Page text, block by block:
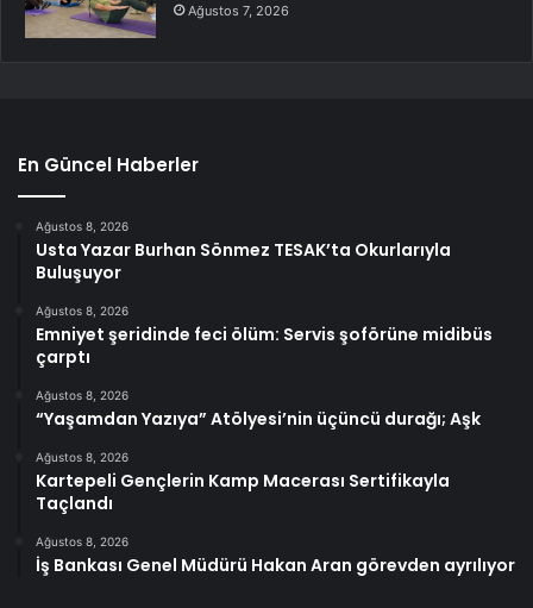
Ağustos 7, 2026
En Güncel Haberler
Ağustos 8, 2026
Usta Yazar Burhan Sönmez TESAK’ta Okurlarıyla
Buluşuyor
Ağustos 8, 2026
Emniyet şeridinde feci ölüm: Servis şoförüne midibüs
çarptı
Ağustos 8, 2026
“Yaşamdan Yazıya” Atölyesi’nin üçüncü durağı; Aşk
Ağustos 8, 2026
Kartepeli Gençlerin Kamp Macerası Sertifikayla
Taçlandı
Ağustos 8, 2026
İş Bankası Genel Müdürü Hakan Aran görevden ayrılıyor